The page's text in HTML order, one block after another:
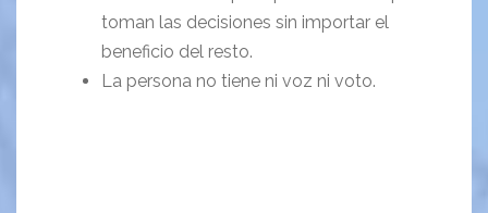
toman las decisiones sin importar el
beneficio del resto.
La persona no tiene ni voz ni voto.